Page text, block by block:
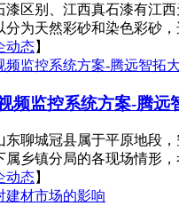
漆区别、江西真石漆有江
分为天然彩砂和染色彩砂
动态】
频监控系统方案-腾远
东聊城冠县属于平原地段
属乡镇分局的各现场情形
动态】